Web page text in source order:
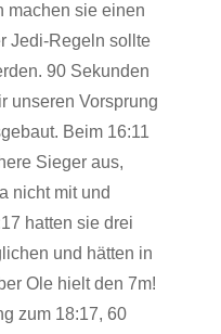
machen sie einen
Jedi-Regeln sollte
90 Sekunden
unseren Vorsprung
Beim 16:11
Sieger aus,
nicht mit und
hatten sie drei
und hätten in
Ole hielt den 7m!
zum 18:17, 60